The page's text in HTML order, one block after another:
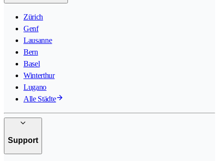
Zürich
Genf
Lausanne
Bern
Basel
Winterthur
Lugano
Alle Städte
Support